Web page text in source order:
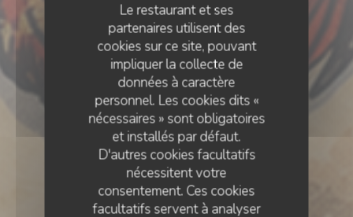
Le restaurant et ses
partenaires utilisent des
cookies sur ce site, pouvant
impliquer la collecte de
données à caractère
personnel. Les cookies dits «
nécessaires » sont obligatoires
et installés par défaut.
D'autres cookies facultatifs
nécessitent votre
consentement. Ces cookies
facultatifs servent à analyser